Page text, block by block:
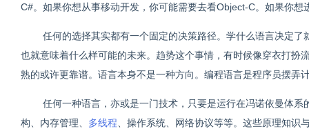
C#。如果你想从事移动开发，你可能需要去看Object-C。如果你
任何的选择其实都有一个固定的决策路径。学什么语言决定
也就意味着什么样可能的未来。趋势这个事情，有时候像穿衣打
熟的或许更靠谱。语言本身不是一种方向。编程语言是程序员摆弄
任何一种语言，亦或是一门技术，只要是运行在冯诺依曼体
构、内存管理、 多线程 、操作系统、网络协议等等。这些原理知